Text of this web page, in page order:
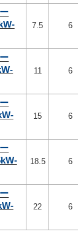
7.5 6
11 6
15 6
18.5 6
22 6